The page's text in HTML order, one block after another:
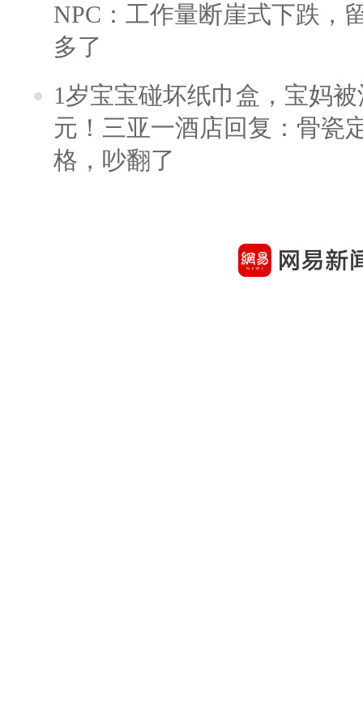
NPC：工作量断崖式下跌，
多了
1岁宝宝碰坏纸巾盒，宝妈
元！三亚一酒店回复：骨瓷
格，吵翻了